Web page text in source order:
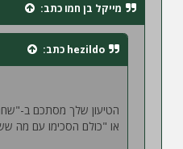
מייקל בן חמו כתב:
hezildo כתב:
הטיעון שלך מסתכם ב-
או "כולם הסכימו עם מה